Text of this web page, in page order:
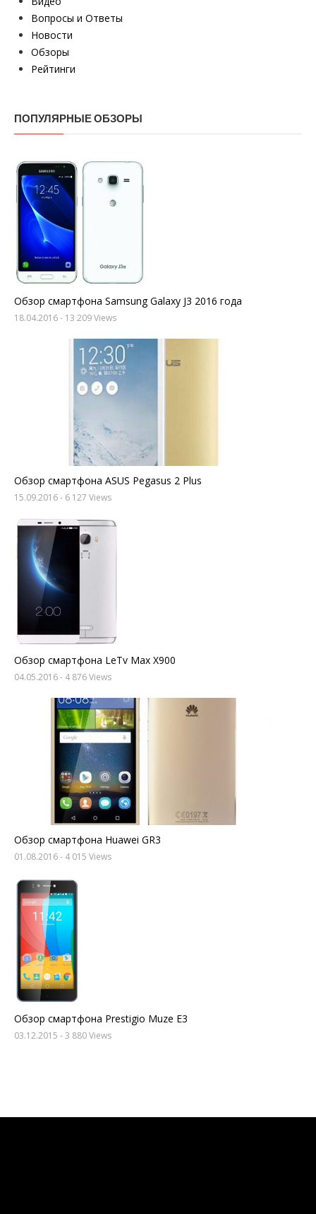
Вопросы и Ответы
Новости
Обзоры
Рейтинги
ПОПУЛЯРНЫЕ ОБЗОРЫ
Обзор смартфона Samsung Galaxy J3 2016 года
18.04.2016- 13 209 Views
Обзор смартфона ASUS Pegasus 2 Plus
15.09.2016- 6 127 Views
Обзор смартфона LeTv Max X900
04.05.2016- 4 876 Views
Обзор смартфона Huawei GR3
01.08.2016- 4 015 Views
Обзор смартфона Prestigio Muze E3
03.12.2015 - 3 880 Views